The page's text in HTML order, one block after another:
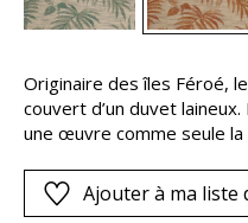
Originaire des îles Féroé,
couvert d’un duvet
une œuvre comme seule
gracieux déploie ses
volume aléatoire de la
Ajouter à ma liste